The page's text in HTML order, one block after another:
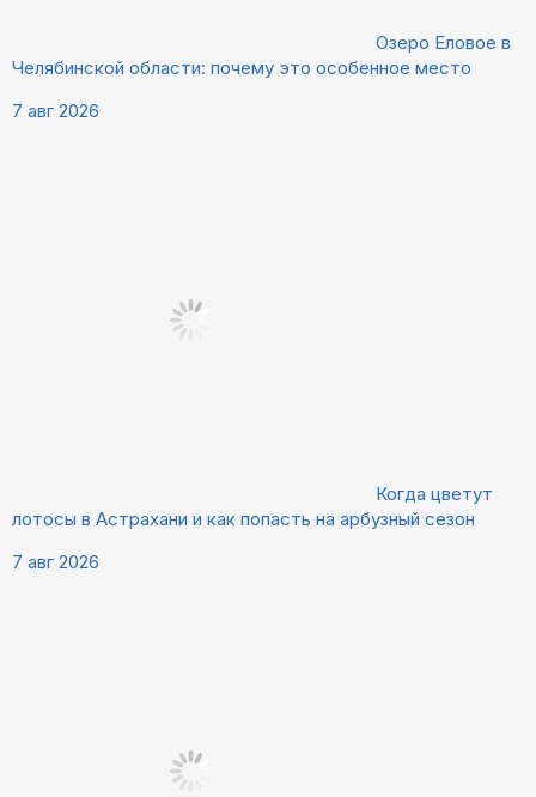
Озеро Еловое в
Челябинской области: почему это особенное место
7 авг 2026
Когда цветут
лотосы в Астрахани и как попасть на арбузный сезон
7 авг 2026